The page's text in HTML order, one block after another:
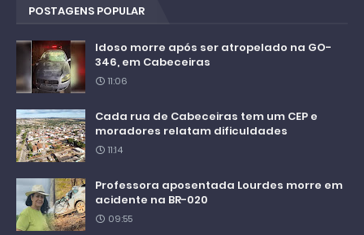
POSTAGENS POPULAR
Idoso morre após ser atropelado na GO-
346, em Cabeceiras
11:06
Cada rua de Cabeceiras tem um CEP e
moradores relatam dificuldades
11:14
Professora aposentada Lourdes morre em
acidente na BR-020
09:55